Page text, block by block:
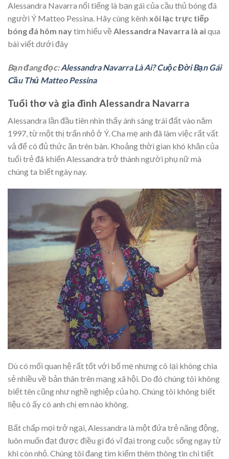
Alessandra Navarra nổi tiếng là bạn gái của cầu thủ bóng đá
người Ý Matteo Pessina. Hãy cùng kênh xôi lạc trực tiếp
bóng đá hôm naytìm hiểu về Alessandra Navarra là aiqua
bài viết dưới đây
Bạn đang đọc:Alessandra Navarra Là Ai? Cuộc Đời Bạn Gái
Cầu Thủ Matteo Pessina
Tuổi thơ và gia đình Alessandra Navarra
Alessandra lần đầu tiên nhìn thấy ánh sáng trái đất vào năm
1997, từ một thị trấn nhỏ ở Ý. Cha mẹ anh đã làm việc rất vất
vả để có đủ thức ăn trên bàn. Khoảng thời gian khó khăn của
tuổi trẻ đã khiến Alessandra trở thành người phụ nữ mà
chúng ta biết ngày nay.
Dù có mối quan hệ rất tốt với bố mẹ nhưng cô lại không chia
sẻ nhiều về bản thân trên mạng xã hội. Do đó chúng tôi không
biết tên cũng như nghề nghiệp của họ. Chúng tôi không biết
liệu cô ấy có anh chị em nào không.
Bất chấp mọi trở ngại, Alessandra là một đứa trẻ năng động,
luôn muốn đạt được điều gì đó vĩ đại trong cuộc sống ngay từ
khi còn nhỏ. Chúng tôi đang tìm kiếm thêm thông tin chi tiết